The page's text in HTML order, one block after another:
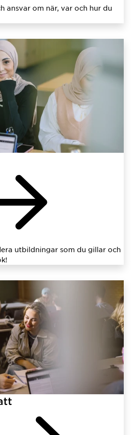
ansvar om när, var och hur du
utbildningar som du gillar och